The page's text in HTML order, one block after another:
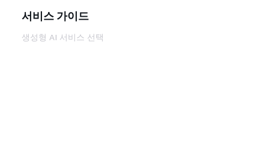
서비스 가이드
생성형 AI 서비스 선택